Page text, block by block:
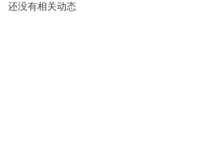
还没有相关动态